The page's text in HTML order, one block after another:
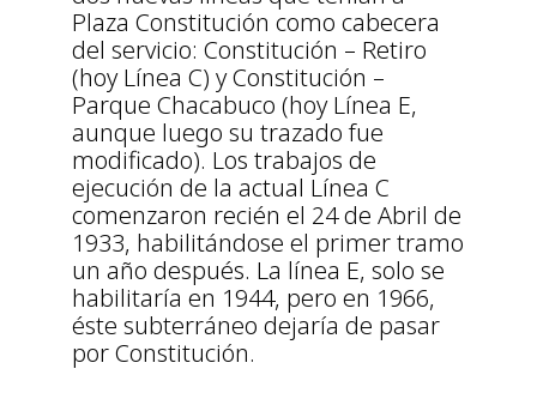
Plaza Constitución como cabecera
del servicio: Constitución – Retiro
(hoy Línea C) y Constitución –
Parque Chacabuco (hoy Línea E,
aunque luego su trazado fue
modificado). Los trabajos de
ejecución de la actual Línea C
comenzaron recién el 24 de Abril de
1933, habilitándose el primer tramo
un año después. La línea E, solo se
habilitaría en 1944, pero en 1966,
éste subterráneo dejaría de pasar
por Constitución.